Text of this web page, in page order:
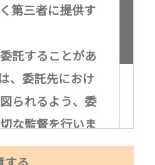
第三者に提供す
託することがあ
、委託先におけ
られるよう、委
な監督を行いま